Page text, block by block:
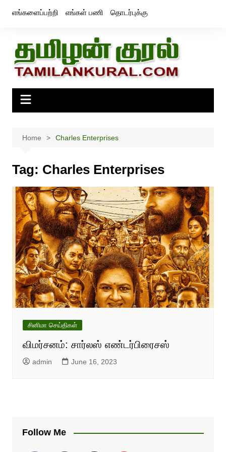
எங்களைப்பற்றி எங்கள் பணி தொடர்புக்கு
Home Charles Enterprises
Tag: Charles Enterprises
சினிமா செய்திகள்
விமர்சனம்: சார்லஸ் எண்டர்பிரைசஸ்
admin June 16, 2023
Follow Me